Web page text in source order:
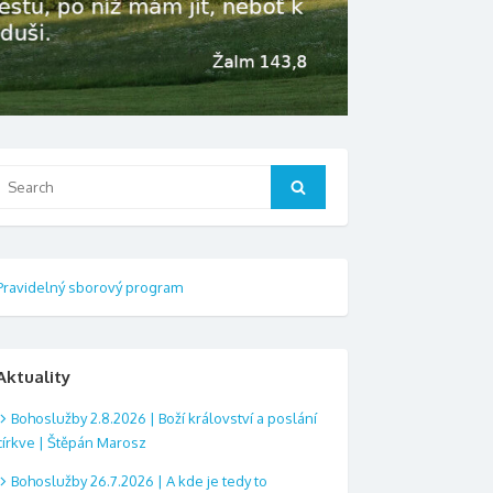
Search
sborový program
Bohoslužby 2.8.2026 | Boží království a poslání
| Štěpán Marosz
Bohoslužby 26.7.2026 | A kde je tedy to